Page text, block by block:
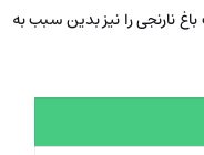
نارنجی را نیز بدین سبب به